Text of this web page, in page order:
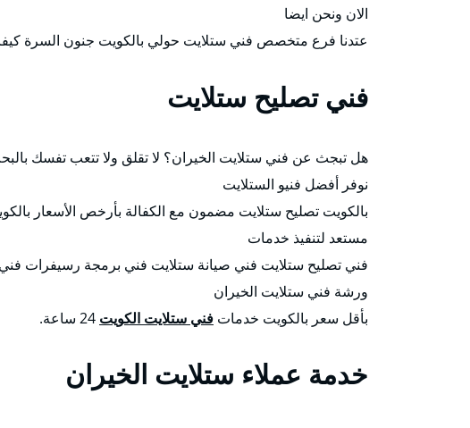
الان ونحن ايضا
عتدنا فرع متخصص فني ستلايت حولي بالكويت جنون السرة
فني تصليح ستلايت
هل تبجث عن فني ستلايت الخيران؟ لا تقلق ولا تتعب تفسك
نوفر أفضل فنيو الستلايت
مستعد لتنفيذ خدمات
فني تصليح ستلايت فني صيانة ستلايت فني برمجة رسيفرات
ورشة فني ستلايت الخيران
بأقل سعر بالكويت خدمات فني ستلايت الكويت
خدمة عملاء ستلايت الخيران